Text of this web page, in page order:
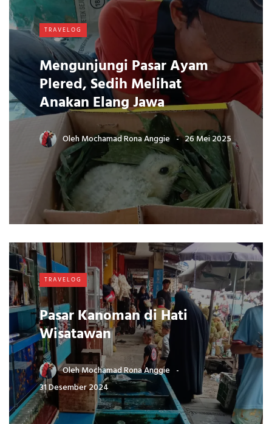
TRAVELOG
Mengunjungi Pasar Ayam
Plered, Sedih Melihat
Anakan Elang Jawa
OlehMochamad Rona Anggie 26 Mei 2025
TRAVELOG
Pasar Kanoman di Hati
Wisatawan
OlehMochamad Rona Anggie
31 Desember 2024